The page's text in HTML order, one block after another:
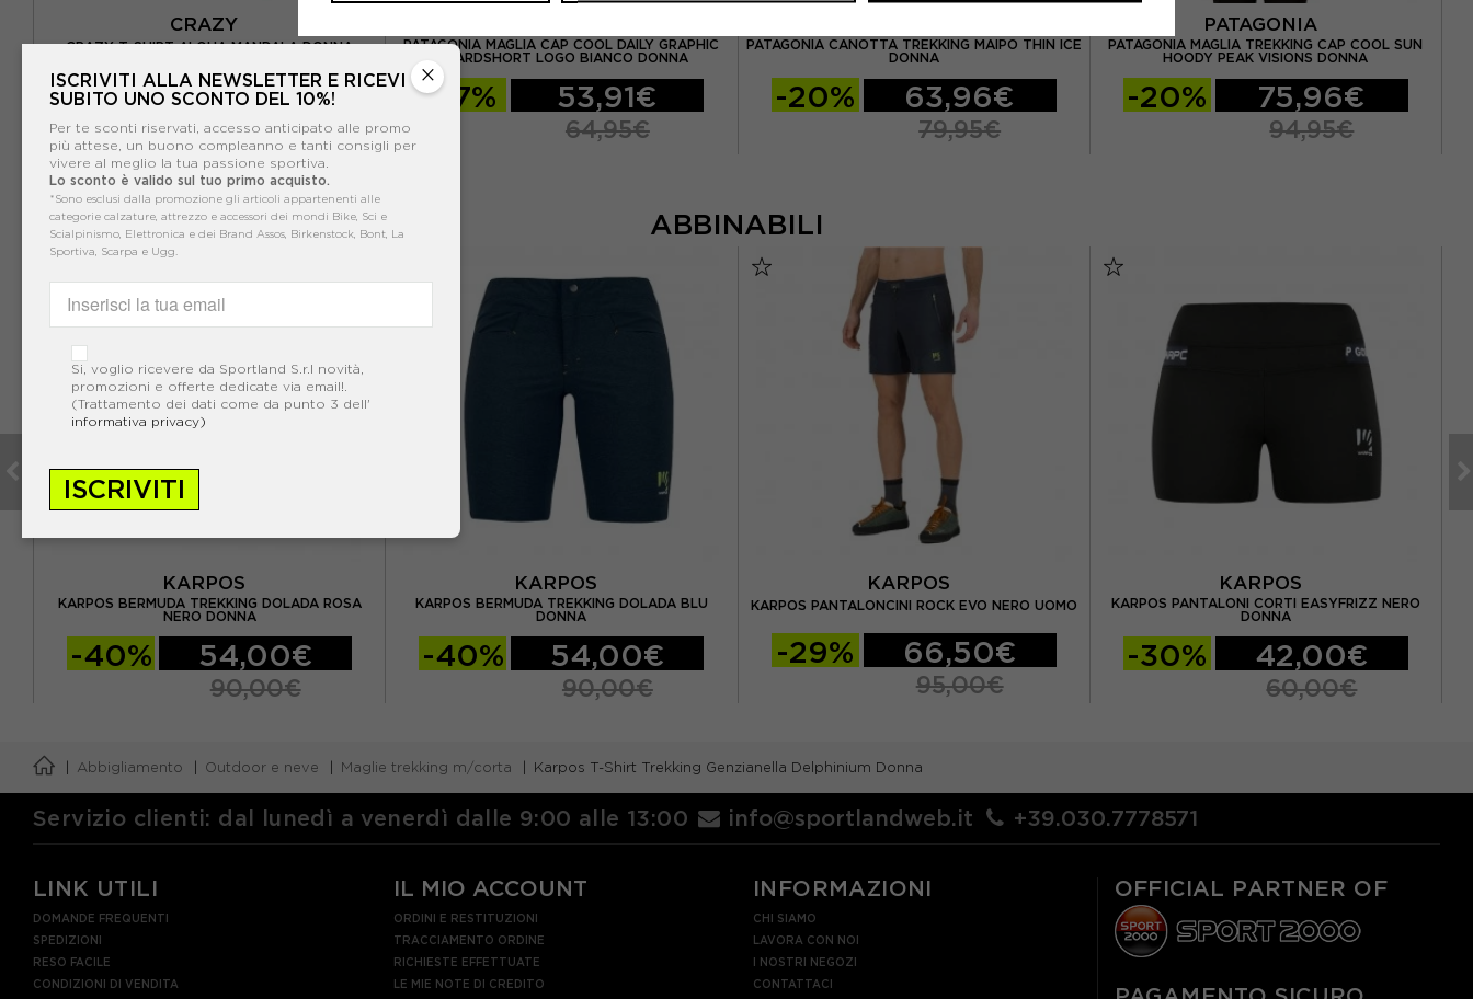
CRAZY
CRAZY T-SHIRT ALOHA MANDALA DONNA
-17% 53,95€
65,00€
PATAGONIA MAGLIA CAP COOL DAILY GRAPHIC
BOARDSHORT LOGO BIANCO DONNA
-17% 53,91€
64,95€
PATAGONIA CANOTTA TREKKING MAIPO THIN ICE
DONNA
-20% 63,96€
79,95€
PATAGONIA
PATAGONIA MAGLIA TREKKING CAP COOL SUN
HOODY PEAK VISIONS DONNA
-20% 75,96€
94,95€
ABBINABILI
KARPOS
KARPOS BERMUDA TREKKING DOLADA ROSA
NERO DONNA
-40% 54,00€
90,00€
KARPOS
KARPOS BERMUDA TREKKING DOLADA BLU
DONNA
-40% 54,00€
90,00€
KARPOS
KARPOS PANTALONCINI ROCK EVO NERO UOMO
-29% 66,50€
95,00€
KARPOS
KARPOS PANTALONI CORTI EASYFRIZZ NERO
DONNA
-30% 42,00€
60,00€
Abbigliamento Outdoor e neve Maglie trekking m/corta Karpos T-Shirt Trekking Genzianella Delphinium Donna
×
ISCRIVITI ALLA NEWSLETTER E RICEVI
SUBITO UNO SCONTO DEL 10%!
Per te sconti riservati, accesso anticipato alle promo
più attese, un buono compleanno e tanti consigli per
vivere al meglio la tua passione sportiva.
Lo sconto è valido sul tuo primo acquisto.
*Sono esclusi dalla promozione gli articoli appartenenti alle
categorie calzature, attrezzo e accessori dei mondi Bike, Sci e
Scialpinismo, Elettronica e dei Brand Assos, Birkenstock, Bont, La
Sportiva, Scarpa e Ugg.
Si, voglio ricevere da Sportland S.r.l novità,
promozioni e offerte dedicate via email!.
(Trattamento dei dati come da punto 3 dell'
informativa privacy)
ISCRIVITI
Servizio clienti: dal lunedì a venerdì dalle 9:00 alle 13:00 info@sportlandweb.it +39.030.7778571
LINK UTILI
DOMANDE FREQUENTI
SPEDIZIONI
RESO FACILE
CONDIZIONI DI VENDITA
IL MIO ACCOUNT
ORDINI E RESTITUZIONI
TRACCIAMENTO ORDINE
RICHIESTE EFFETTUATE
LE MIE NOTE DI CREDITO
INFORMAZIONI
CHI SIAMO
LAVORA CON NOI
I NOSTRI NEGOZI
CONTATTACI
OFFICIAL PARTNER OF